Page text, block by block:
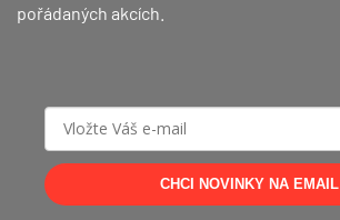
pořádaných akcích.
CHCI NOVINKY NA EMAIL